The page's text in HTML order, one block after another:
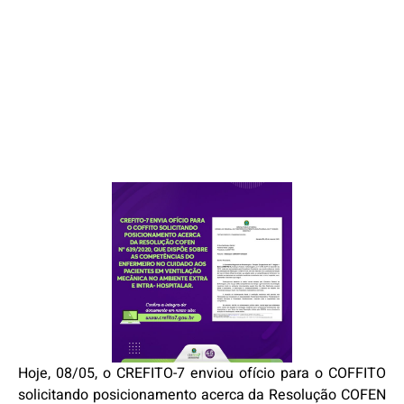
Hoje, 08/05, o CREFITO-7 enviou ofício para o COFFITO
solicitando posicionamento acerca da Resolução COFEN